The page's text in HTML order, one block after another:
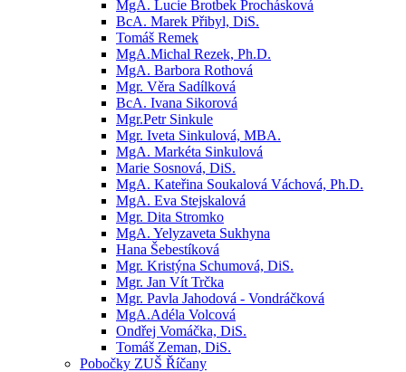
MgA. Lucie Brotbek Prochásková
BcA. Marek Přibyl, DiS.
Tomáš Remek
MgA.Michal Rezek, Ph.D.
MgA. Barbora Rothová
Mgr. Věra Sadílková
BcA. Ivana Sikorová
Mgr.Petr Sinkule
Mgr. Iveta Sinkulová, MBA.
MgA. Markéta Sinkulová
Marie Sosnová, DiS.
MgA. Kateřina Soukalová Váchová, Ph.D.
MgA. Eva Stejskalová
Mgr. Dita Stromko
MgA. Yelyzaveta Sukhyna
Hana Šebestíková
Mgr. Kristýna Schumová, DiS.
Mgr. Jan Vít Trčka
Mgr. Pavla Jahodová - Vondráčková
MgA.Adéla Volcová
Ondřej Vomáčka, DiS.
Tomáš Zeman, DiS.
Pobočky ZUŠ Říčany